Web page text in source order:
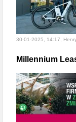
30-01-2025, 14:17,
Millennium